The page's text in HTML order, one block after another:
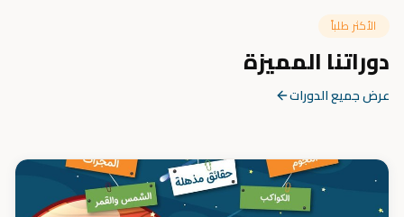
الأكثر طلباً
دوراتنا المميزة
عرض جميع الدورات